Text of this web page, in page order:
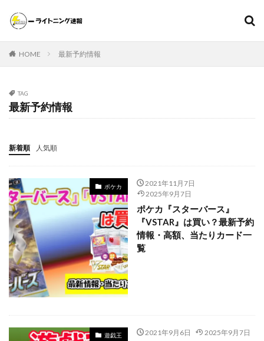
HOME 最新予約情報
TAG
最新予約情報
新着順 人気順
ポケカ
2021年11月7日
2025年9月7日
ポケカ『スターバース』
『VSTAR』は買い？最新予約
情報・高額、当たりカード一
覧
遊戯王 2021年9月6日 2025年9月7日
スニーカー ファッション
000個
20thシク
20thシークレット 20周年記念
25th ANNIVERSARY COLLECTION
25th ANNIVERSARY COLLECTION スペシャルセット
25th ANNIVERSARY ULTIMATE KAIBA SET
25thシク
25thシークレット
25周年
700本限定
A Ripple in Time（時の波紋）
ANIMATION CHRONICLE 2021
ANIMATION CHRONICLE 2022
ART WORKS MONSTERS
BATTLE OF CHAOS
BE@RBRICK